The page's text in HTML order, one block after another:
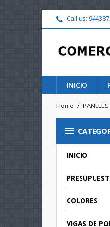
Call us:
INICIO
Home

INICIO
COLORES
VIGAS DE